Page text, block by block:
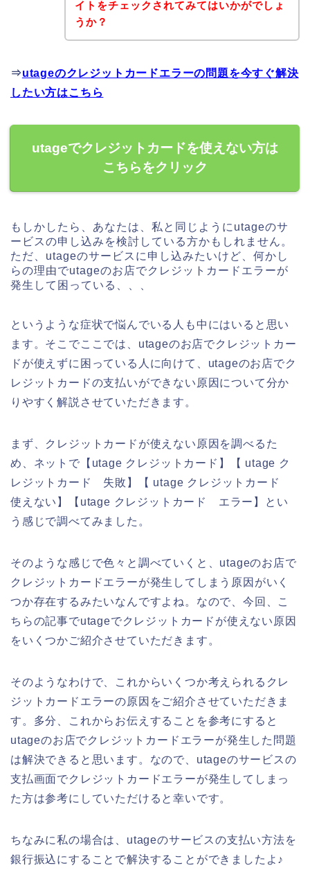
イトをチェックされてみてはいかがでしょ
うか？
⇒utageのクレジットカードエラーの問題を今すぐ解決
したい方はこちら
utageでクレジットカードを使えない方は
こちらをクリック
もしかしたら、あなたは、私と同じようにutageのサ
ービスの申し込みを検討している方かもしれません。
ただ、utageのサービスに申し込みたいけど、何かし
らの理由でutageのお店でクレジットカードエラーが
発生して困っている、、、
というような症状で悩んでいる人も中にはいると思い
ます。そこでここでは、utageのお店でクレジットカー
ドが使えずに困っている人に向けて、utageのお店でク
レジットカードの支払いができない原因について分か
りやすく解説させていただきます。
まず、クレジットカードが使えない原因を調べるた
め、ネットで【utage クレジットカード】【 utage ク
レジットカード 失敗】【 utage クレジットカード
使えない】【utage クレジットカード エラー】とい
う感じで調べてみました。
そのような感じで色々と調べていくと、utageのお店で
クレジットカードエラーが発生してしまう原因がいく
つか存在するみたいなんですよね。なので、今回、こ
ちらの記事でutageでクレジットカードが使えない原因
をいくつかご紹介させていただきます。
そのようなわけで、これからいくつか考えられるクレ
ジットカードエラーの原因をご紹介させていただきま
す。多分、これからお伝えすることを参考にすると
utageのお店でクレジットカードエラーが発生した問題
は解決できると思います。なので、utageのサービスの
支払画面でクレジットカードエラーが発生してしまっ
た方は参考にしていただけると幸いです。
ちなみに私の場合は、utageのサービスの支払い方法を
銀行振込にすることで解決することができましたよ♪